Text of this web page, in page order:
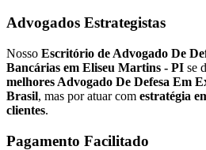
Advogados Estrategistas
Nosso Escritório de Advogado De
Bancárias em Eliseu Martins - PI se
melhores Advogado De Defesa Em
Brasil, mas por atuar com estratégia
clientes.
Pagamento Facilitado